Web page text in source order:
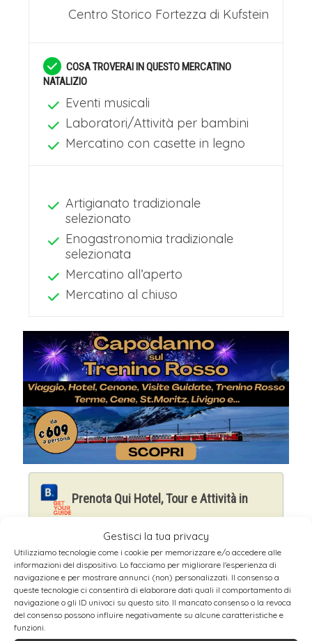
Gestisci la tua privacy
Utilizziamo tecnologie come i cookie per memorizzare e/o accedere alle
informazioni del dispositivo. Lo facciamo per migliorare l'esperienza di
navigazione e per mostrare annunci (non) personalizzati. Il consenso a
queste tecnologie ci consentirà di elaborare dati quali il comportamento di
navigazione o gli ID univoci su questo sito. Il mancato consenso o la revoca
del consenso possono influire negativamente su alcune caratteristiche e
funzioni.
Centro Storico Fortezza di Kufstein
COSA TROVERAI IN QUESTO MERCATINO
NATALIZIO
Eventi musicali
Laboratori/Attività per bambini
Mercatino con casette in legno
Artigianato tradizionale
selezionato
Enogastronomia tradizionale
selezionata
Mercatino all’aperto
Mercatino al chiuso
Prenota Qui Hotel, Tour e Attività in
COSA VEDERE A KUFSTEIN
Kufstein è uno deipiccoli borghi storici
meglio conservati dell’Austria